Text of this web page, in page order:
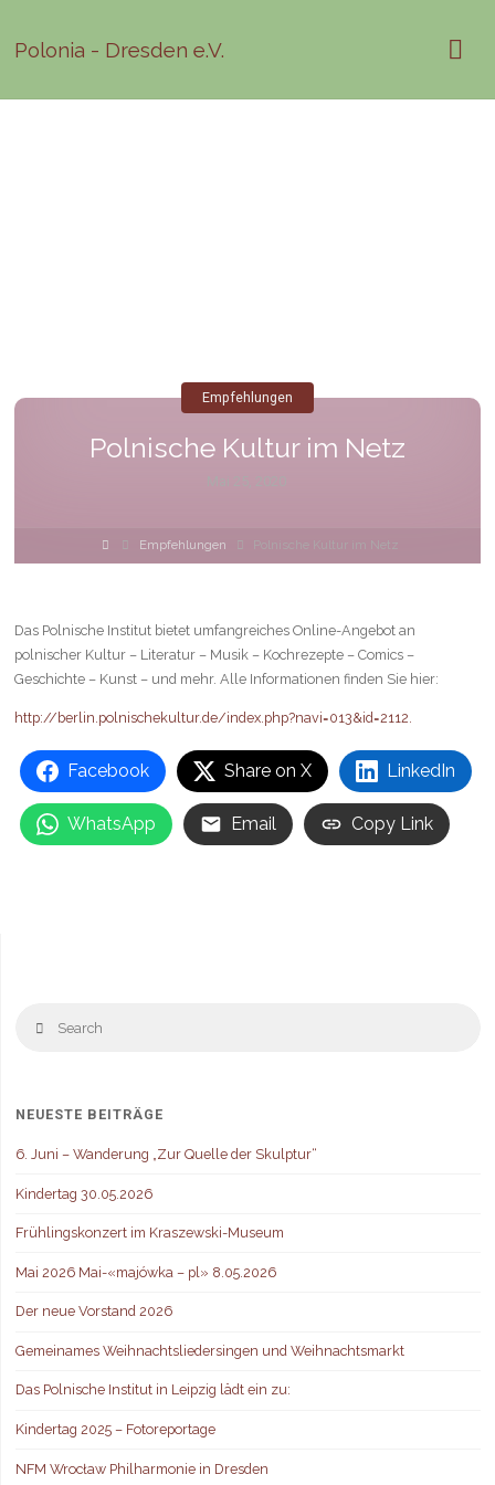
Polonia - Dresden e.V.
Polnische Kultur im Netz
Empfehlungen
HomeEmpfehlungen Polnische Kultur im Netz
Das Polnische Institut bietet umfangreiches Online-Angebot an
polnischer Kultur – Literatur – Musik – Kochrezepte – Comics –
Geschichte – Kunst – und mehr. Alle Informationen finden Sie hier:
http://berlin.polnischekultur.de/index.php?navi=013&id=2112.
Facebook Share on X LinkedIn
WhatsApp Email Copy Link
Search
NEUESTE BEITRÄGE
6. Juni – Wanderung „Zur Quelle der Skulptur“
Kindertag 30.05.2026
Frühlingskonzert im Kraszewski-Museum
Mai 2026 Mai-«majówka – pl» 8.05.2026
Der neue Vorstand 2026
Gemeinames Weihnachtsliedersingen und Weihnachtsmarkt
Das Polnische Institut in Leipzig lädt ein zu:
Kindertag 2025 – Fotoreportage
NFM Wrocław Philharmonie in Dresden